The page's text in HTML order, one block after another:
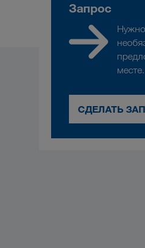
Запрос
месте.
СДЕЛАТЬ